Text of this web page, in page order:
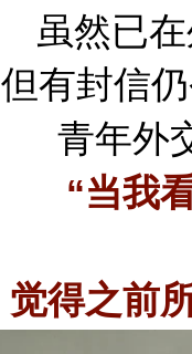
虽然已
但有封信
青年外
“当我
觉得之前